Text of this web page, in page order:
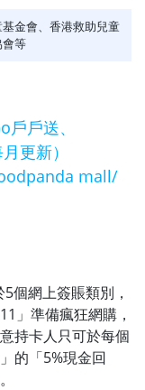
金會、香港救助兒童
等
戶送、
更新）
mall/
個網上簽賬類別，
」準備瘋狂網購，
持卡人只可於每個
的「5%現金回